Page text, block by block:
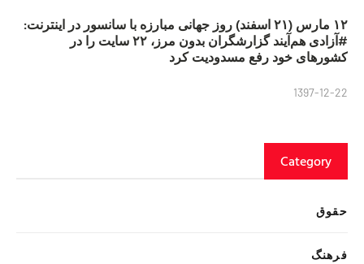
۱۲ مارس (۲۱ اسفند) روز جهانی مبارزه با سانسور در اینترنت:
#آزادی هم‌آیند گزارشگران‌ بدون مرز، ۲۲ سایت را در
کشورهای خود رفع مسدودیت کرد
1397-12-22
Category
حقوق
فرهنگ